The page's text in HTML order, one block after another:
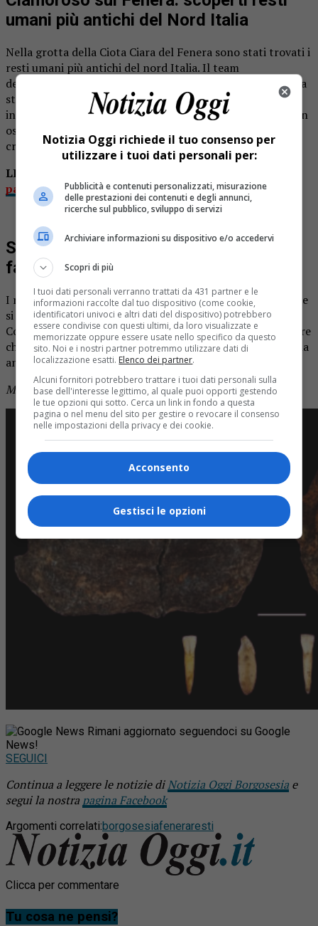
umani più antichi del Nord Italia
Nella grotta della Ciota Ciara del Fenera sono stati trovati i
resti umani più antichi del nord Italia. Il team
dell’Università di Ferrara ha scritto una nuova pagina sulla
storia dell’evoluzione umana. Si tratta dell’incisivo
inferiore di un adulto di giovane età ben conservato e di un
osso occipitale intero (ovvero la parte posteriore del
cranio), attribuibili al genere Homo.
LEGGI ANCHE:
parco Fenera
Si parla di un antenato di 300mila anni
fa
I reperti saranno presentati in una conferenza stampa che
si terrà al museo di archeologia e paleontologia “Carlo
Conti” di Borgosesia. I risultati preliminari lasciano pensare
che la parte centrale del giacimento risalga a circa 300mila
anni fa.
Maggiori dettagli su Notizia Oggi in edicola
Rimani aggiornato seguendoci su Google
News!
SEGUICI
Continua a leggere le notizie diNotizia Oggi Borgosesia e
segui la nostra pagina Facebook
Argomenti correlati:borgosesiafeneraresti
Clicca per commentare
Tu cosa ne pensi?
Notizia Oggi richiede il tuo consenso per
utilizzare i tuoi dati personali per:
Pubblicità e contenuti personalizzati, misurazione
delle prestazioni dei contenuti e degli annunci,
ricerche sul pubblico, sviluppo di servizi
Archiviare informazioni su dispositivo e/o accedervi
Scopri di più
I tuoi dati personali verranno trattati da 431 partner e le
informazioni raccolte dal tuo dispositivo (come cookie,
identificatori univoci e altri dati del dispositivo) potrebbero
essere condivise con questi ultimi, da loro visualizzate e
memorizzate oppure essere usate nello specifico da questo
sito. Noi e i nostri partner potremmo utilizzare dati di
localizzazione esatti. Elenco dei partner.
Alcuni fornitori potrebbero trattare i tuoi dati personali sulla
base dell'interesse legittimo, al quale puoi opporti gestendo
le tue opzioni qui sotto. Cerca un link in fondo a questa
pagina o nel menu del sito per gestire o revocare il consenso
nelle impostazioni della privacy e dei cookie.
Acconsento
Gestisci le opzioni